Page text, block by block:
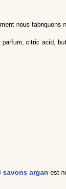
nous fabriquons
citric acid,
savons argan est